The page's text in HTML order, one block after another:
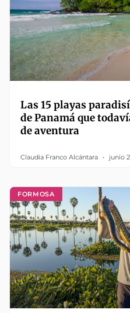
Las 15 playas
de Panamá que
de aventura
Claudia Franco Alcántara junio
FORMOSA